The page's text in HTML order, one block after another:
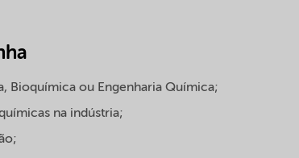
Bioquímica ou Engenharia Química;
na indústria;